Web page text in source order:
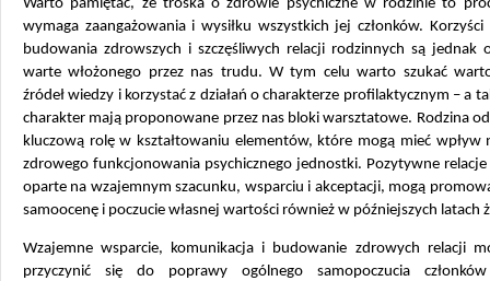
Warto pamiętać, że troska o zdrowie psychiczne w rodzinie to
wymaga zaangażowania i wysiłku wszystkich jej członków. Korzyści
budowania zdrowszych i szczęśliwych relacji rodzinnych są jednak
warte włożonego przez nas trudu. W tym celu warto szukać
źródeł wiedzy i korzystać z działań o charakterze profilaktycznym – a
charakter mają proponowane przez nas bloki warsztatowe. Rodzina
kluczową rolę w kształtowaniu elementów, które mogą mieć wpływ
zdrowego funkcjonowania psychicznego jednostki. Pozytywne
oparte na wzajemnym szacunku, wsparciu i akceptacji, mogą
samoocenę i poczucie własnej wartości również w późniejszych latach
Wzajemne wsparcie, komunikacja i budowanie zdrowych relacji
przyczynić się do poprawy ogólnego samopoczucia